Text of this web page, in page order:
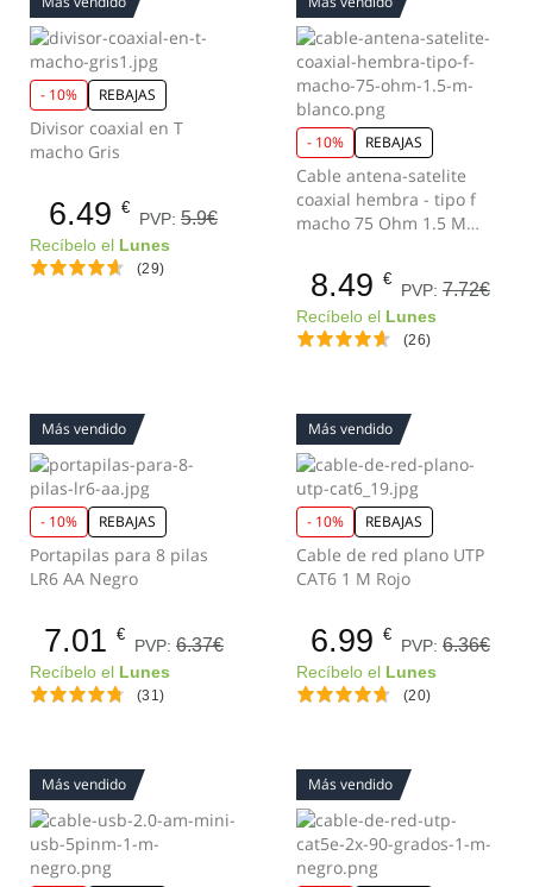
- 10% REBAJAS
Divisor coaxial en T
macho Gris
6.49 €
PVP: 5.9€
Recíbelo el Lunes
(29)
- 10% REBAJAS
Cable antena-satelite
coaxial hembra - tipo f
macho 75 Ohm 1.5 M
8.49 €
PVP: 7.72€
Recíbelo el Lunes
(26)
Más vendido
- 10% REBAJAS
Portapilas para 8 pilas
LR6 AA Negro
7.01 €
PVP: 6.37€
Recíbelo el Lunes
(31)
Más vendido
- 10% REBAJAS
Cable de red plano UTP
CAT6 1 M Rojo
6.99 €
PVP: 6.36€
Recíbelo el Lunes
(20)
Más vendido Más vendido